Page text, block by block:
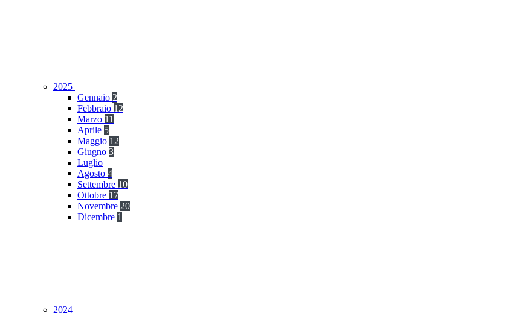
2025
Gennaio 2
Febbraio 12
Marzo 11
Aprile 5
Maggio 12
Giugno 3
Luglio
Agosto 4
Settembre 10
Ottobre 17
Novembre 20
Dicembre 1
2024